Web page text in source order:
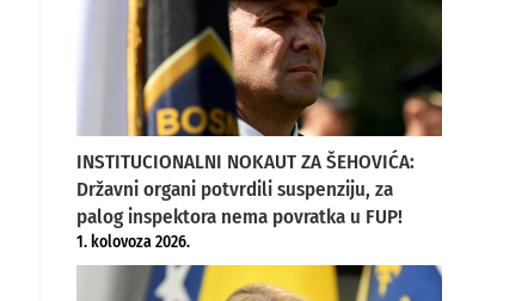
INSTITUCIONALNI NOKAUT ZA ŠEHOVIĆA:
Državni organi potvrdili suspenziju, za
palog inspektora nema povratka u FUP!
1. kolovoza 2026.